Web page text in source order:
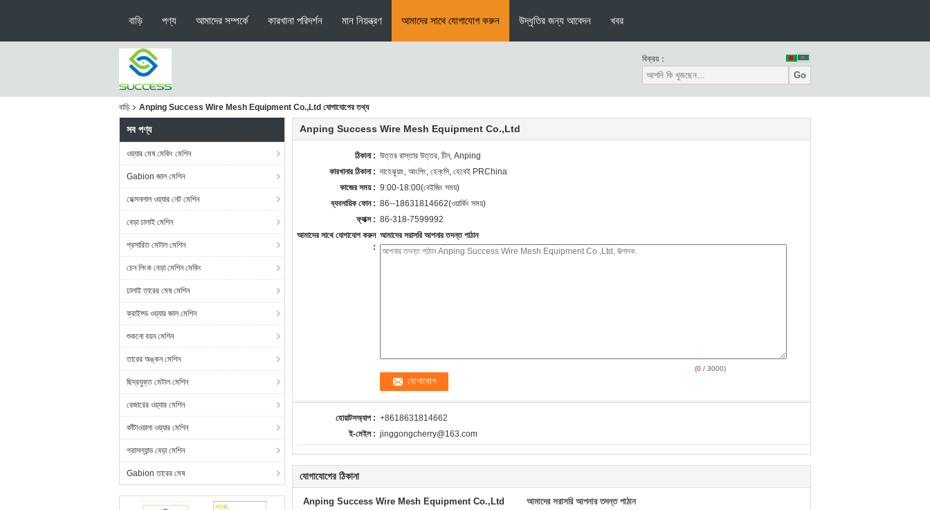
বাড়ি পণ্য আমাদের সম্পর্কে কারখানা পরিদর্শন মান নিয়ন্ত্রণ আমাদের সাথে যোগাযোগ করুন উদ্ধৃতির জন্য আবেদন খবর
বিক্রয়：
Go
বাড়ি Anping Success Wire Mesh Equipment Co.,Ltd যোগাযোগের তথ্য
সব পণ্য
ওয়্যার মেষ মেকিং মেশিন
Gabion জাল মেশিন
হেক্সনলাল ওয়্যার নেট মেশিন
বেড়া ঢালাই মেশিন
প্রসারিত মেটাল মেশিন
চেন লিংক বেড়া মেশিন মেকিং
ঢালাই তারের মেষ মেশিন
ক্রাইফ্ড ওয়্যার জাল মেশিন
শুকনো বয়ন মেশিন
তারের অঙ্কন মেশিন
ছিদ্রযুক্ত মেটাল মেশিন
রেজারের ওয়্যার মেশিন
কাঁটাওয়ালা ওয়্যার মেশিন
গ্রাসল্যান্ড বেড়া মেশিন
Gabion তারের মেষ
Anping Success Wire Mesh Equipment Co.,Ltd
ঠিকানা : উত্তর রাস্তার উত্তর, চীন, Anping
কারখানার ঠিকানা : দাহেঝুয়াং, আংপিং, হেন্ংসি, হেবেই PRChina
কাজের সময় : 9:00-18:00(বেইজিং সময়)
ব্যবসায়িক ফোন : 86--18631814662(ওয়ার্কিং সময়)
ফ্যাক্স : 86-318-7599992
আমাদের সাথে যোগাযোগ করুন
:
আমাদের সরাসরি আপনার তদন্ত পাঠান
(0 / 3000)
হোয়াটসঅ্যাপ : +8618631814662
ই-মেইল : jinggongcherry@163.com
যোগাযোগের ঠিকানা
Anping Success Wire Mesh Equipment Co.,Ltd আমাদের সরাসরি আপনার তদন্ত পাঠান